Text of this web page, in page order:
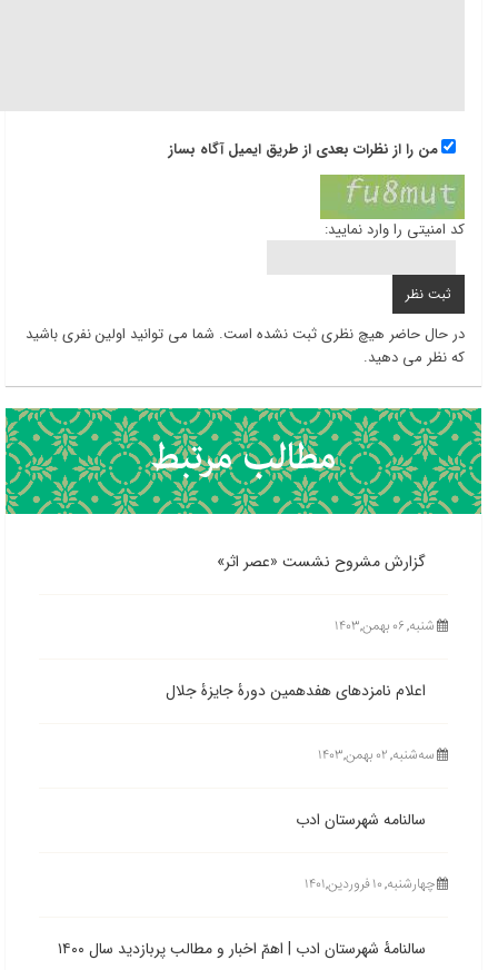
من را از نظرات بعدی از طریق ایمیل آگاه بساز
کد امنیتی را وارد نمایید:
در حال حاضر هیچ نظری ثبت نشده است. شما می توانید اولین نفری باشید
که نظر می دهید.
گزارش مشروح نشست «عصر اثر»
شنبه, ۰۶ بهمن,۱۴۰۳
اعلام نامزدهای هفدهمین دورۀ جایزۀ جلال
ﺳﻪشنبه, ۰۲ بهمن,۱۴۰۳
سالنامه شهرستان ادب
چهارشنبه, ۱۰ فروردین,۱۴۰۱
سالنامۀ شهرستان ادب | اهمّ اخبار و مطالب پربازدید سال ۱۴۰۰